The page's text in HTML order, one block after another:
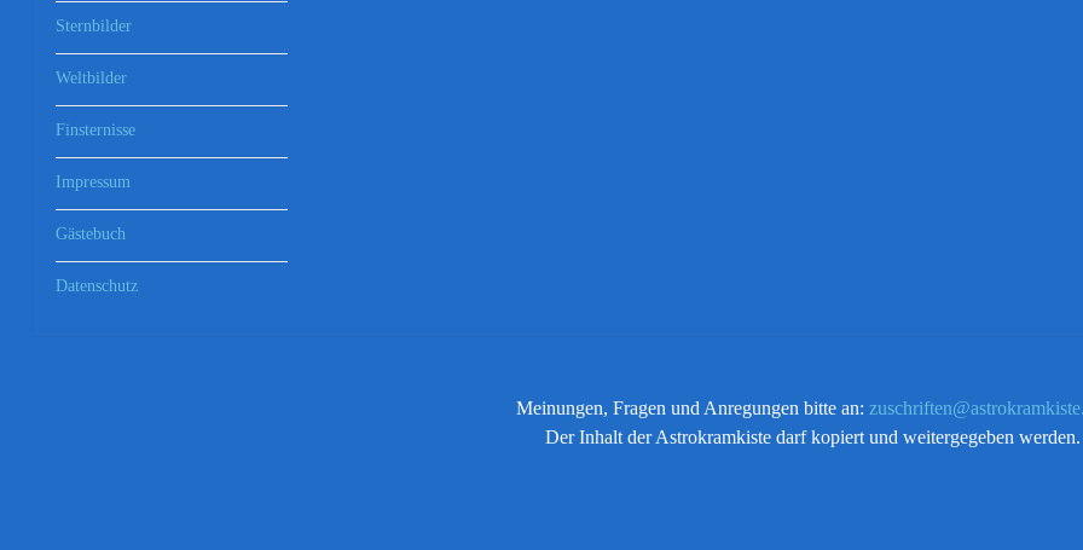
Sternbilder
Weltbilder
Finsternisse
Impressum
Gästebuch
Datenschutz
Meinungen, Fragen und Anregungen bitte an:
Der Inhalt der Astrokramkiste darf kopiert und weitergegeben werden.